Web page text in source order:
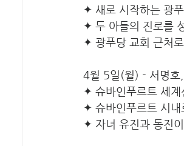
✦ 새로 시작하는 광
✦ 두 아들의 진로를
✦ 광푸당 교회 근처
4월 5일(월) - 서명호
✦ 슈바인푸르트 세계
✦ 슈바인푸르트 시
✦ 자녀 유진과 동진